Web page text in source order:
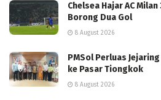
Chelsea Hajar AC
Borong Dua Gol
8 August 2026
PMSol Perluas
ke Pasar Tiongkok
8 August 2026